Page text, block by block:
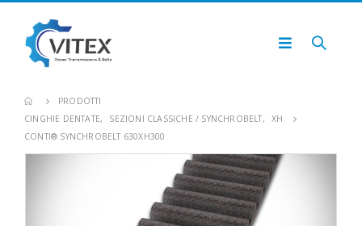
PRODOTTI
CINGHIE DENTATE, SEZIONI CLASSICHE / SYNCHROBELT,
XH
CONTI® SYNCHROBELT 630XH300